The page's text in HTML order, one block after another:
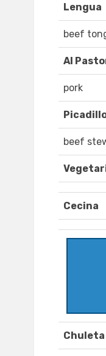
Lengua
beef
Al
pork
beef
Cecina
Chuleta